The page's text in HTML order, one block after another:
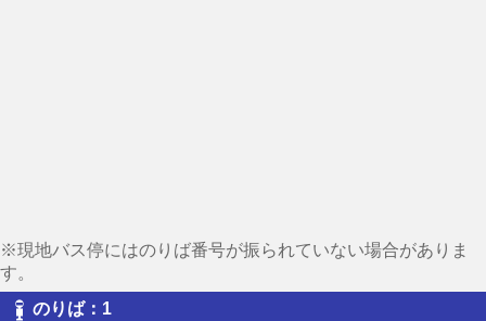
※現地バス停にはのりば番号が振られていない場合がありま
す。
のりば：1